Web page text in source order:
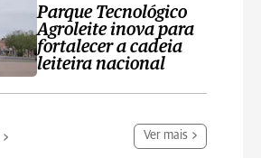
Parque Tecnológico
Agroleite inova para
fortalecer a cadeia
leiteira nacional
Ver mais